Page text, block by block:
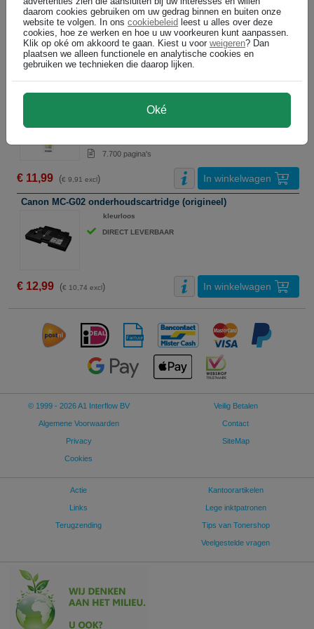
DIRECT LEVERBAAR
70 ml
(€ 0,17 per ml)
7.700 pagina's
€ 11,99(€ 9,91 excl)
Canon GI-51Y inktfles geel (origineel)
7.700 pagina's
€ 11,99 (€ 9,91 excl) In winkelwagen
Canon MC-G02 onderhoudscartridge (origineel)
ABCkleurloos
DIRECT LEVERBAAR
€ 12,99 (€ 10,74 excl) In winkelwagen
© 1999 - 2026 A1 Interflow BV
Algemene Voorwaarden
Privacy
Cookies
Veilig Betalen
Contact
SiteMap
Actie
Links
Terugzending
Kantoorartikelen
Lege inktpatronen
Tips van Tonershop
Veelgestelde vragen
daarom cookies gebruiken om uw gedrag binnen en buiten onze
website te volgen. In ons cookiebeleid leest u alles over deze
cookies, hoe ze werken en hoe u uw voorkeuren kunt aanpassen.
Klik op oké om akkoord te gaan. Kiest u voor weigeren? Dan
plaatsen we alleen functionele en analytische cookies en
gebruiken we technieken die daarop lijken.
Oké